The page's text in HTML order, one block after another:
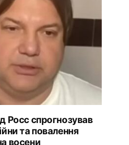
Росс спрогнозував
та повалення
восени